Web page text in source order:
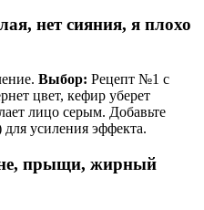
нет сияния, я плохо
Выбор: Рецепт №1 с
цвет, кефир уберет
лицо серым. Добавьте
усиления эффекта.
прыщи, жирный